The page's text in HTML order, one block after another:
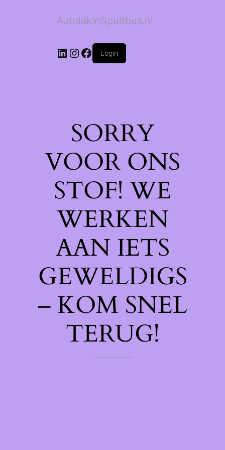
AutolakInSpuitbus.nl
LinkedIn
Instagram
Facebook
Login
SORRY
VOOR ONS
STOF! WE
WERKEN
AAN IETS
GEWELDIGS
– KOM SNEL
TERUG!